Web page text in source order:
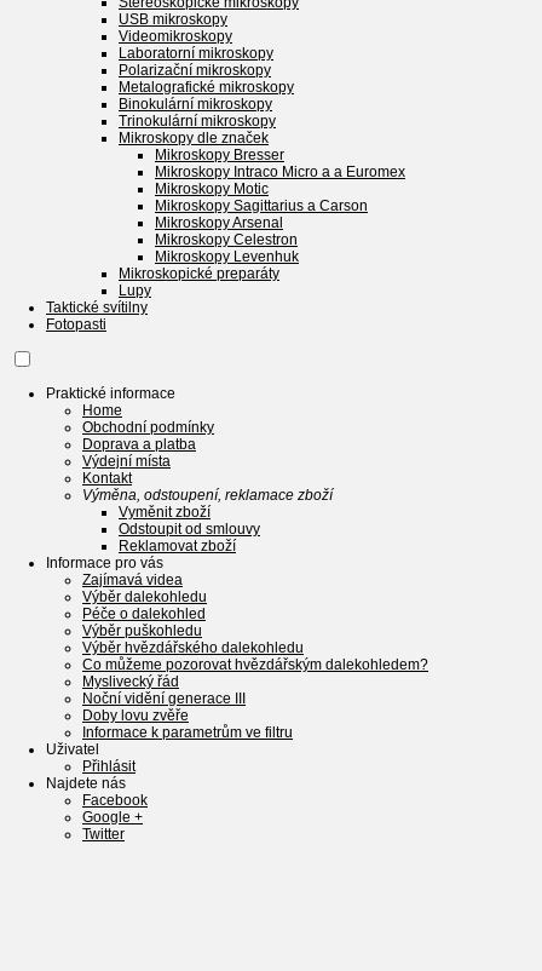
USB mikroskopy
Videomikroskopy
Laboratorní mikroskopy
Polarizační mikroskopy
Metalografické mikroskopy
Binokulární mikroskopy
Trinokulární mikroskopy
Mikroskopy dle značek
Mikroskopy Bresser
Mikroskopy Intraco Micro a a Euromex
Mikroskopy Motic
Mikroskopy Sagittarius a Carson
Mikroskopy Arsenal
Mikroskopy Celestron
Mikroskopy Levenhuk
Mikroskopické preparáty
Lupy
Taktické svítilny
Fotopasti
Praktické informace
Home
Obchodní podmínky
Doprava a platba
Výdejní místa
Kontakt
Výměna, odstoupení, reklamace zboží
Vyměnit zboží
Odstoupit od smlouvy
Reklamovat zboží
Informace pro vás
Zajímavá videa
Výběr dalekohledu
Péče o dalekohled
Výběr puškohledu
Výběr hvězdářského dalekohledu
Co můžeme pozorovat hvězdářským dalekohledem?
Myslivecký řád
Noční vidění generace III
Doby lovu zvěře
Informace k parametrům ve filtru
Uživatel
Přihlásit
Najdete nás
Facebook
Google +
Twitter